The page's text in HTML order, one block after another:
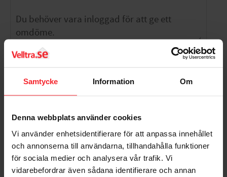
Samtycke Information Om
Denna webbplats använder cookies
Vi använder enhetsidentifierare för att anpassa innehållet
och annonserna till användarna, tillhandahålla funktioner
för sociala medier och analysera vår trafik. Vi
vidarebefordrar även sådana identifierare och annan
Populära produkter